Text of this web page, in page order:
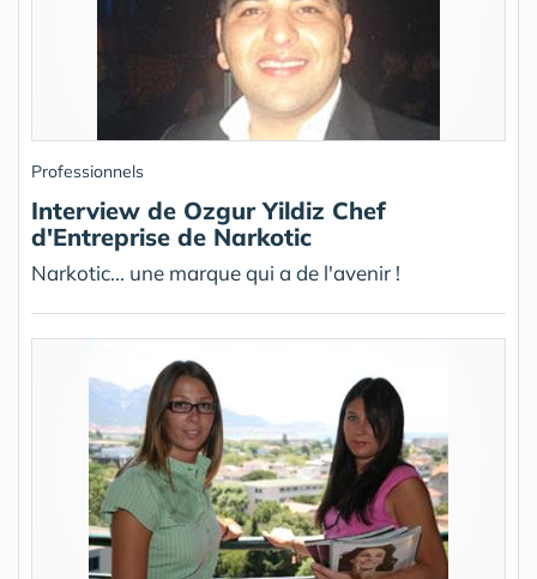
Professionnels
Interview de Ozgur Yildiz Chef
d'Entreprise de Narkotic
Narkotic... une marque qui a de l'avenir !